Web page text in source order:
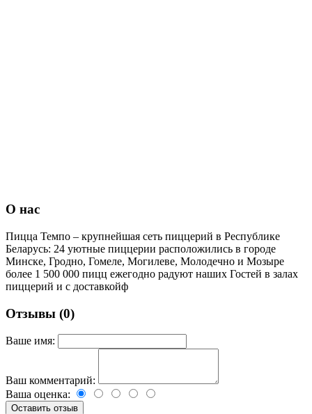
О нас
Пицца Темпо – крупнейшая сеть пиццерий в Республике
Беларусь: 24 уютные пиццерии расположились в городе
Минске, Гродно, Гомеле, Могилеве, Молодечно и Мозыре
более 1 500 000 пицц ежегодно радуют наших Гостей в залах
пиццерий и с доставкойф
Отзывы (0)
Ваше имя:
Ваш комментарий:
Ваша оценка: